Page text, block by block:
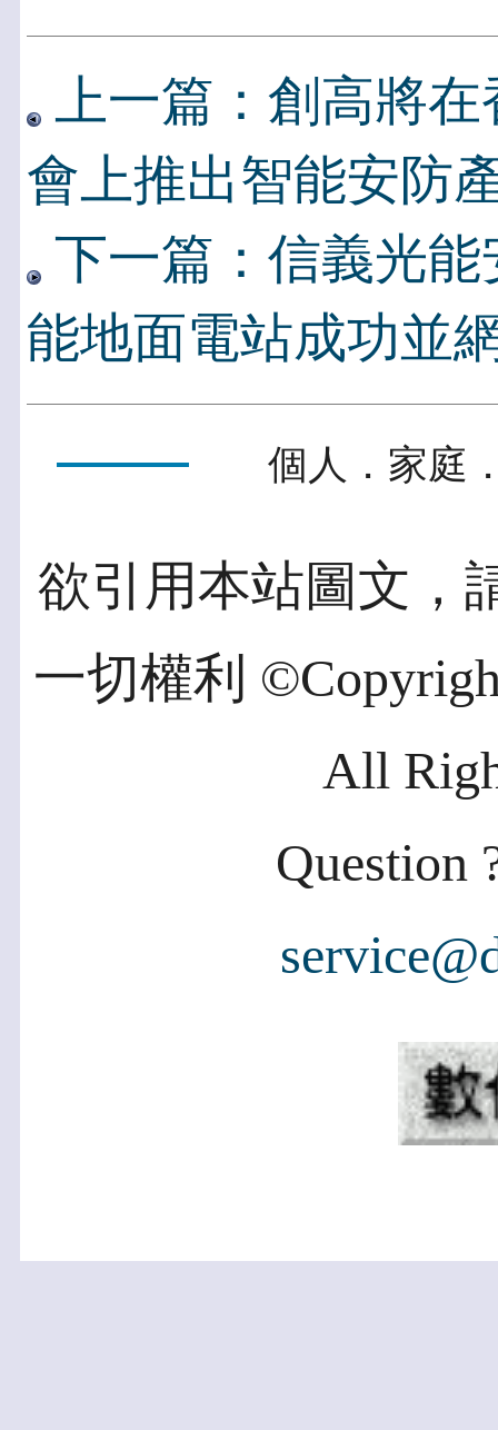
上一篇：創高將
會上推出智能安防
下一篇：信義光
能地面電站成功並
個人．家庭
欲引用本站圖文，
一切權利
All
Question